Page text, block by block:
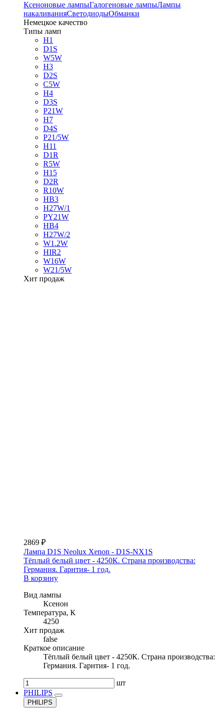
Ксеноновые лампыГалогеновые лампыЛампы
накаливанияСветодиодыОбманки
Немецкое качество
Типы ламп
H1
D1S
W5W
H3
D2S
C5W
H4
D3S
P21W
H7
D4S
P21/5W
H11
D1R
R5W
H15
D2R
R10W
HB3
H27W/1
PY21W
HB4
H27W/2
W1.2W
HIR2
W16W
W21/5W
Хит продаж
2869 ₽
Лампа D1S Neolux Xenon - D1S-NX1S
Тёплый белый цвет - 4250К. Страна производства:
Германия. Гарнтия- 1 год.
В корзину
Вид лампы
Ксенон
Температура, К
4250
Хит продаж
false
Краткое описание
Тёплый белый цвет - 4250К. Страна производства:
Германия. Гарнтия- 1 год.
шт
PHILIPS
PHILIPS